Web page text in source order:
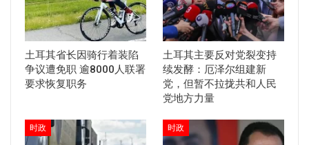
土耳其省长因骑行着装陷
争议遭免职 逾8000人联署
要求恢复职务
土耳其主要反对党裂变持
续发酵：厄泽尔组建新
党，但暂不拉拢共和人民
党地方力量
时政 时政